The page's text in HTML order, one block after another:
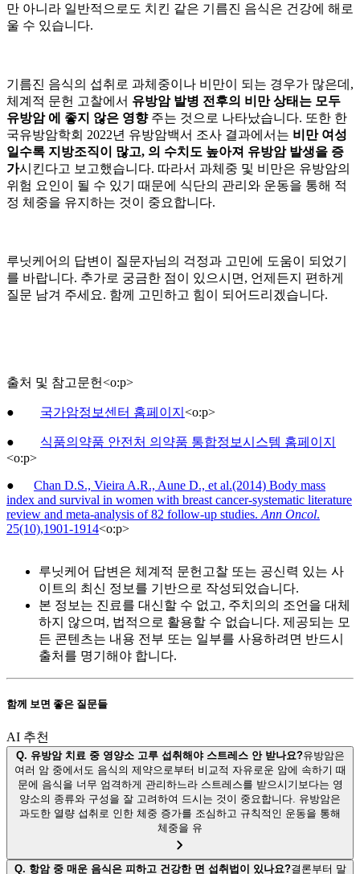
만 아니라 일반적으로도 치킨 같은 기름진 음식은 건강에 해로
울 수 있습니다.
기름진 음식의 섭취로 과체중이나 비만이 되는 경우가 많은데,
체계적 문헌 고찰에서 유방암 발병 전후의 비만 상태는 모두
유방암 에 좋지 않은 영향주는 것으로 나타났습니다. 또한 한
국유방암학회 2022년 유방암백서 조사 결과에서는 비만 여성
일수록 지방조직이 많고, 의 수치도 높아져 유방암 발생을 증
가시킨다고 보고했습니다. 따라서 과체중 및 비만은 유방암의
위험 요인이 될 수 있기 때문에 식단의 관리와 운동을 통해 적
정 체중을 유지하는 것이 중요합니다.
루닛케어의 답변이 질문자님의 걱정과 고민에 도움이 되었기
를 바랍니다. 추가로 궁금한 점이 있으시면, 언제든지 편하게
질문 남겨 주세요. 함께 고민하고 힘이 되어드리겠습니다.
출처 및 참고문헌<o:p>
● 국가암정보센터 홈페이지 <o:p>
●
식품의약품 안전처 의약품 통합정보시스템 홈페이지
<o:p>
●
Chan D.S., Vieira A.R., Aune D., et al.(2014) Body mass
index and survival in women with breast cancer-systematic literature
review and meta-analysis of 82 follow-up studies. Ann Oncol.
25(10),1901-1914<o:p>
루닛케어 답변은 체계적 문헌고찰 또는 공신력 있는 사
이트의 최신 정보를 기반으로 작성되었습니다.
본 정보는 진료를 대신할 수 없고, 주치의의 조언을 대체
하지 않으며, 법적으로 활용할 수 없습니다. 제공되는 모
든 콘텐츠는 내용 전부 또는 일부를 사용하려면 반드시
출처를 명기해야 합니다.
함께 보면 좋은 질문들
AI 추천
Q. 유방암 치료 중 영양소 고루 섭취해야 스트레스 안 받나요?유방암은
여러 암 중에서도 음식의 제약으로부터 비교적 자유로운 암에 속하기 때
문에 음식을 너무 엄격하게 관리하느라 스트레스를 받으시기보다는 영
양소의 종류와 구성을 잘 고려하여 드시는 것이 중요합니다. 유방암은
과도한 열량 섭취로 인한 체중 증가를 조심하고 규칙적인 운동을 통해
체중을 유
Q. 항암 중 매운 음식은 피하고 건강한 면 섭취법이 있나요?결론부터 말